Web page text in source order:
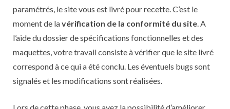
paramétrés, le site vous est livré pour recette. C’est le
moment de lavérification de la conformité du site . A
l’aide du dossier de spécifications fonctionnelles et des
maquettes, votre travail consiste à vérifier que le site livré
correspond à ce qui a été conclu. Les éventuels bugs sont
signalés et les modifications sont réalisées.
Lors de cette phase, vous avez la possibilité d’améliorer